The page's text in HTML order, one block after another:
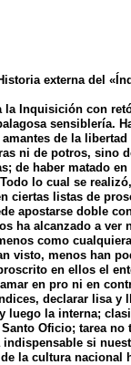
externa del
Inquisición con
sensiblería.
de la
ni de potros, sino
de haber matado
lo cual se
ciertas listas de
apostarse doble
ha alcanzado a ver
como
visto, menos han
en ellos el
en pro ni en
declarar lisa y
luego la interna;
Oficio; tarea
si
la cultura nacional